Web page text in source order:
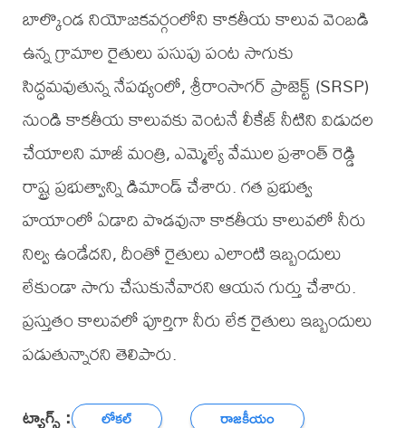
బాల్కొండ నియోజకవర్గంలోని కాకతీయ కాలువ వెంబడి
ఉన్న గ్రామాల రైతులు పసుపు పంట సాగుకు
సిద్ధమవుతున్న నేపథ్యంలో, శ్రీరాంసాగర్ ప్రాజెక్ట్ (SRSP)
నుండి కాకతీయ కాలువకు వెంటనే లీకేజ్ నీటిని విడుదల
చేయాలని మాజీ మంత్రి, ఎమ్మెల్యే వేముల ప్రశాంత్ రెడ్డి
రాష్ట్ర ప్రభుత్వాన్ని డిమాండ్ చేశారు. గత ప్రభుత్వ
హయాంలో ఏడాది పొడవునా కాకతీయ కాలువలో నీరు
నిల్వ ఉండేదని, దీంతో రైతులు ఎలాంటి ఇబ్బందులు
లేకుండా సాగు చేసుకునేవారని ఆయన గుర్తు చేశారు.
ప్రస్తుతం కాలువలో పూర్తిగా నీరు లేక రైతులు ఇబ్బందులు
పడుతున్నారని తెలిపారు.
ట్యాగ్స్ : లోకల్ రాజకీయం